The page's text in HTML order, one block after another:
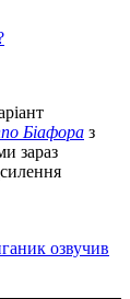
Біафора з
зараз
озвучив